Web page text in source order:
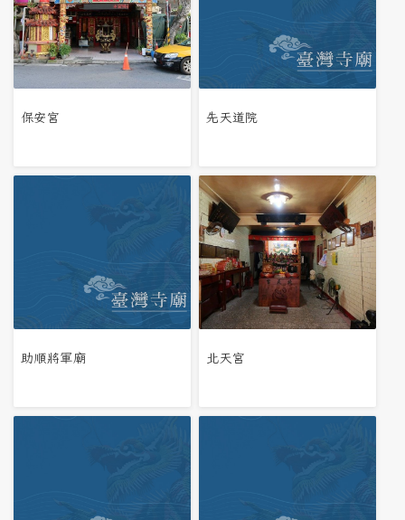
保安宮 先天道院
助順將軍廟 北天宮